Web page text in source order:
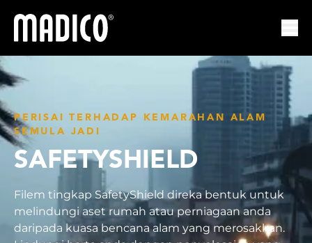
Madico
PERISAI TERHADAP KEMARAHAN ALAM
SEMULA JADI
SAFETYSHIELD
Filem tingkap SafetyShield direka bentuk untuk
melindungi aset rumah atau perniagaan anda
daripada kuasa bencana alam yang merosakkan.